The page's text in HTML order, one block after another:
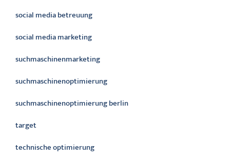
social media betreuung
social media marketing
suchmaschinenmarketing
suchmaschinenoptimierung
suchmaschinenoptimierung berlin
target
technische optimierung